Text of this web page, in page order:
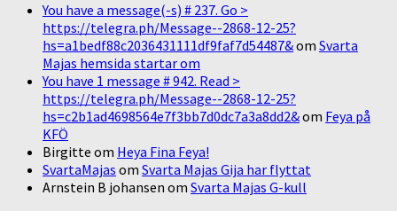
You have a message(-s) # 237. Go >
https://telegra.ph/Message--2868-12-25?
hs=a1bedf88c2036431111df9faf7d54487&om Svarta
Majas hemsida startar om
You have 1 message # 942. Read >
https://telegra.ph/Message--2868-12-25?
hs=c2b1ad4698564e7f3bb7d0dc7a3a8dd2&om Feya på
KFÖ
Birgitte om Heya Fina Feya!
SvartaMajas om Svarta Majas Gija har flyttat
Arnstein B johansen om Svarta Majas G-kull